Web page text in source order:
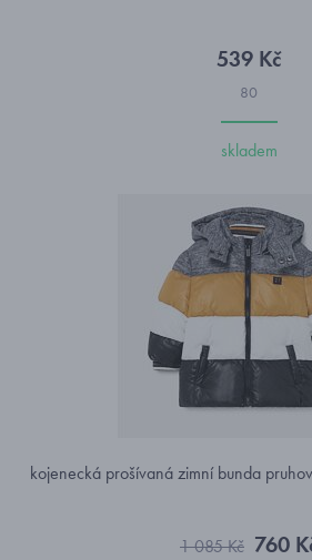
539 Kč
80
skladem
kojenecká prošívaná zimní bunda
1 085 Kč 760